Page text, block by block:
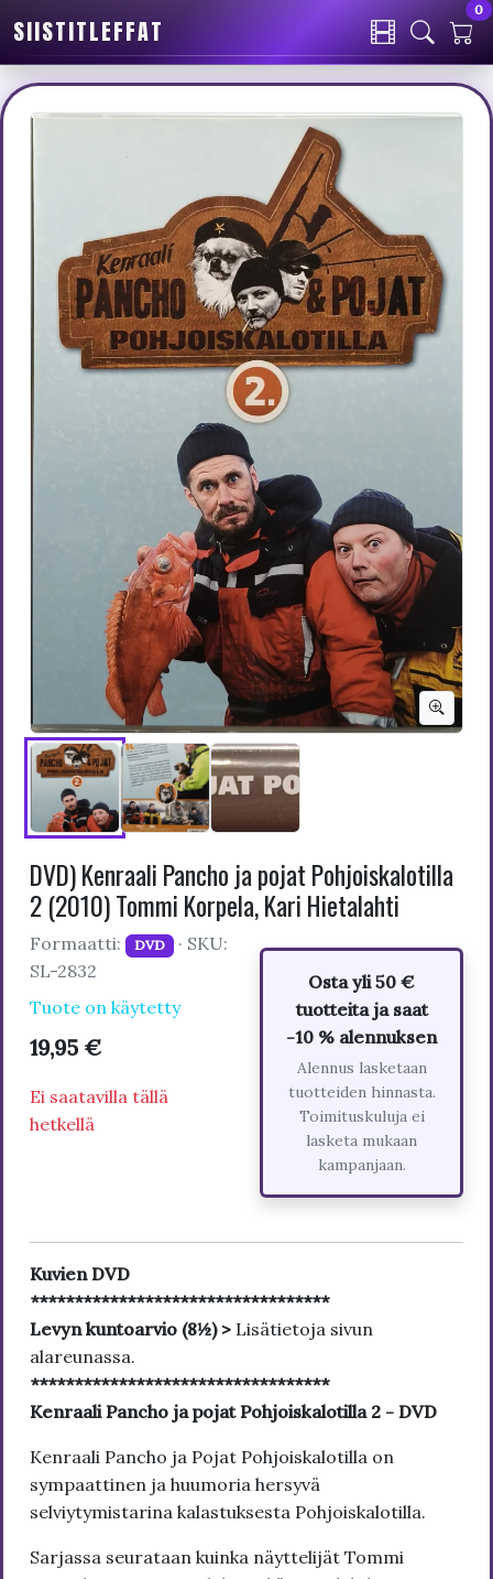
SIISTITLEFFAT
0
DVD) Kenraali Pancho ja pojat Pohjoiskalotilla
2 (2010) Tommi Korpela, Kari Hietalahti
Formaatti: DVD · SKU:
SL-2832
Tuote on käytetty
19,95 €
Ei saatavilla tällä
hetkellä
Osta yli 50 €
tuotteita ja saat
-10 % alennuksen
Alennus lasketaan
tuotteiden hinnasta.
Toimituskuluja ei
lasketa mukaan
kampanjaan.
Kuvien DVD
**********************************
Levyn kuntoarvio (8½) > Lisätietoja sivun
alareunassa.
**********************************
Kenraali Pancho ja pojat Pohjoiskalotilla 2 - DVD
Kenraali Pancho ja Pojat Pohjoiskalotilla on
sympaattinen ja huumoria hersyvä
selviytymistarina kalastuksesta Pohjoiskalotilla.
Sarjassa seurataan kuinka näyttelijät Tommi